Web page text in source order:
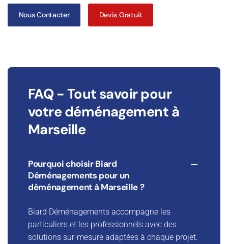
Nous Contacter Devis Gratuit
FAQ - Tout savoir pour
votre déménagement à
Marseille
Pourquoi choisir Biard
Déménagements pour un
déménagement à Marseille ?
Biard Déménagements accompagne les
particuliers et les professionnels avec des
solutions sur-mesure adaptées à chaque projet.